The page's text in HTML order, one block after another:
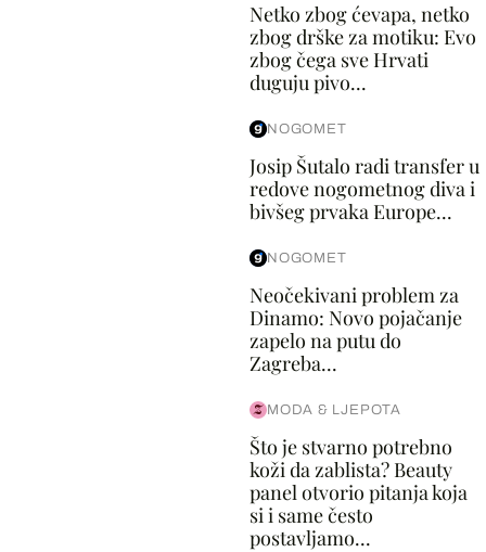
Netko zbog ćevapa, netko
zbog drške za motiku: Evo
zbog čega sve Hrvati
duguju pivo...
NOGOMET
Josip Šutalo radi transfer u
redove nogometnog diva i
bivšeg prvaka Europe...
NOGOMET
Neočekivani problem za
Dinamo: Novo pojačanje
zapelo na putu do
Zagreba...
MODA & LJEPOTA
Što je stvarno potrebno
koži da zablista? Beauty
panel otvorio pitanja koja
si i same često
postavljamo...